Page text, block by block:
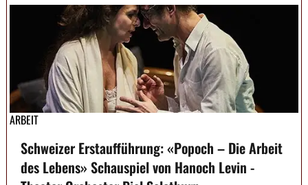
ARBEIT
Schweizer Erstaufführung: «Popoch – Die Arbeit
des Lebens» Schauspiel von Hanoch Levin -